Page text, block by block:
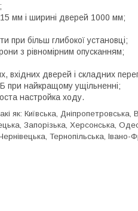
15 мм і ширині дверей 1000 мм;
при більш глибокої установці;
з рівномірним опусканням;
вхідних дверей і складних
при найкращому ущільненні;
настройка ходу.
як: Київська, Дніпропетровська,
Запорізька, Херсонська,
Тернопільська, Івано-